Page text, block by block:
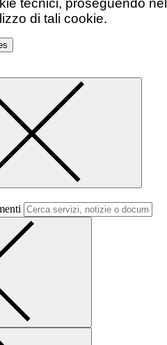
tecnici, proseguendo
di tali cookie.